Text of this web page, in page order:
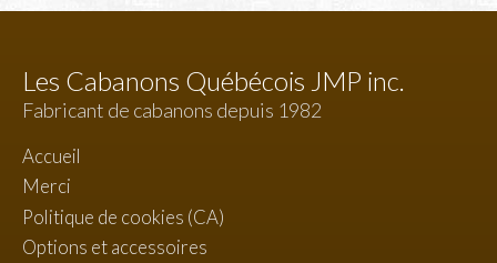
Les Cabanons Québécois JMP inc.
Fabricant de cabanons depuis 1982
Accueil
Merci
Politique de cookies (CA)
Options et accessoires